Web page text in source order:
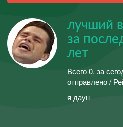
лучший
за
лет
Всего 0, за
отправлено /
я даун